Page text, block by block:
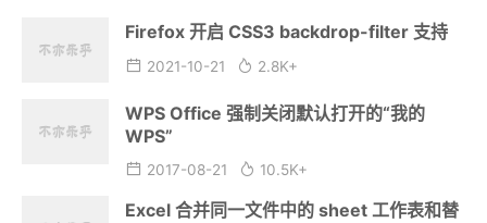
Firefox 开启 CSS3 backdrop-filter 支持
2021-10-21 2.8K+
WPS Office 强制关闭默认打开的“我的
WPS”
2017-08-21 10.5K+
Excel 合并同一文件中的 sheet 工作表和替